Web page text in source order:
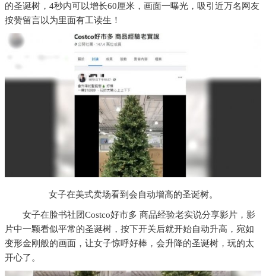
的圣诞树，4秒内可以增长60厘米，画面一曝光，吸引近万名网友
按赞留言以为里面有工读生！
女子在美式卖场看到会自动增高的圣诞树。
女子在脸书社团Costco好市多 商品经验老实说分享影片，影
片中一颗看似平常的圣诞树，按下开关后就开始自动升高，宛如
变形金刚般的画面，让女子惊呼好棒，会升降的圣诞树，玩的太
开心了。